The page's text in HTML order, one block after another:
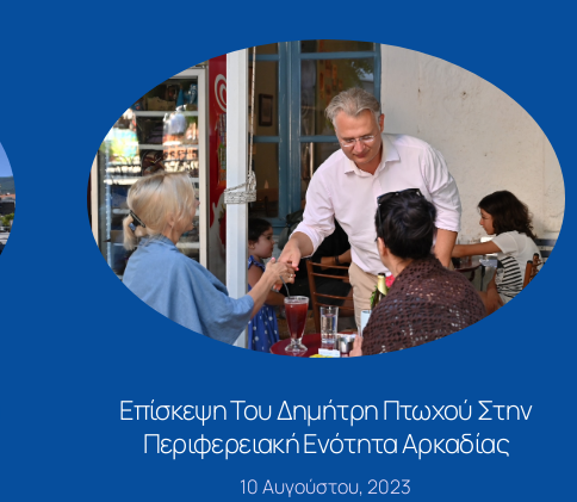
Επίσκεψη Του Δημήτρη Πτωχού Στην
Περιφερειακή Ενότητα Αρκαδίας
10 Αυγούστου, 2023